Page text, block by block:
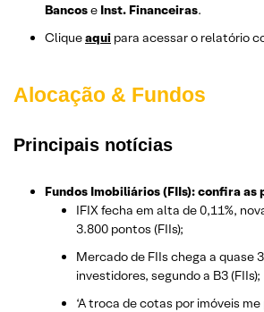
Bancose Inst. Financeiras.
Cliqueaqui para acessar o relatório
Alocação & Fundos
Principais notícias
Fundos Imobiliários (FIIs): confira
IFIX fecha em alta de 0,11%,
3.800 pontos (FIIs);
Mercado de FIIs chega a quase
investidores, segundo a B3 (FIIs);
‘A troca de cotas por imóveis me